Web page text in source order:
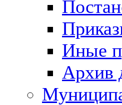
Иные
Архив